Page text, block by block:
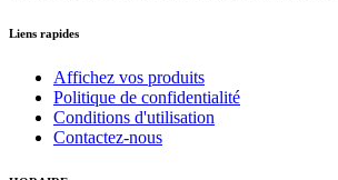
Liens rapides
Affichez vos produits
Politique de confidentialité
Conditions d'utilisation
Contactez-nous